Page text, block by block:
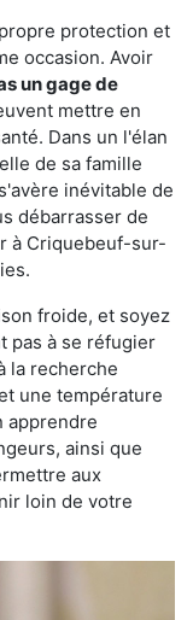
protection et
occasion. Avoir
un gage de
mettre en
Dans un l'élan
de sa famille
inévitable de
débarrasser de
à Criquebeuf-sur-
froide, et soyez
pas à se réfugier
la recherche
une température
apprendre
ainsi que
aux
loin de votre